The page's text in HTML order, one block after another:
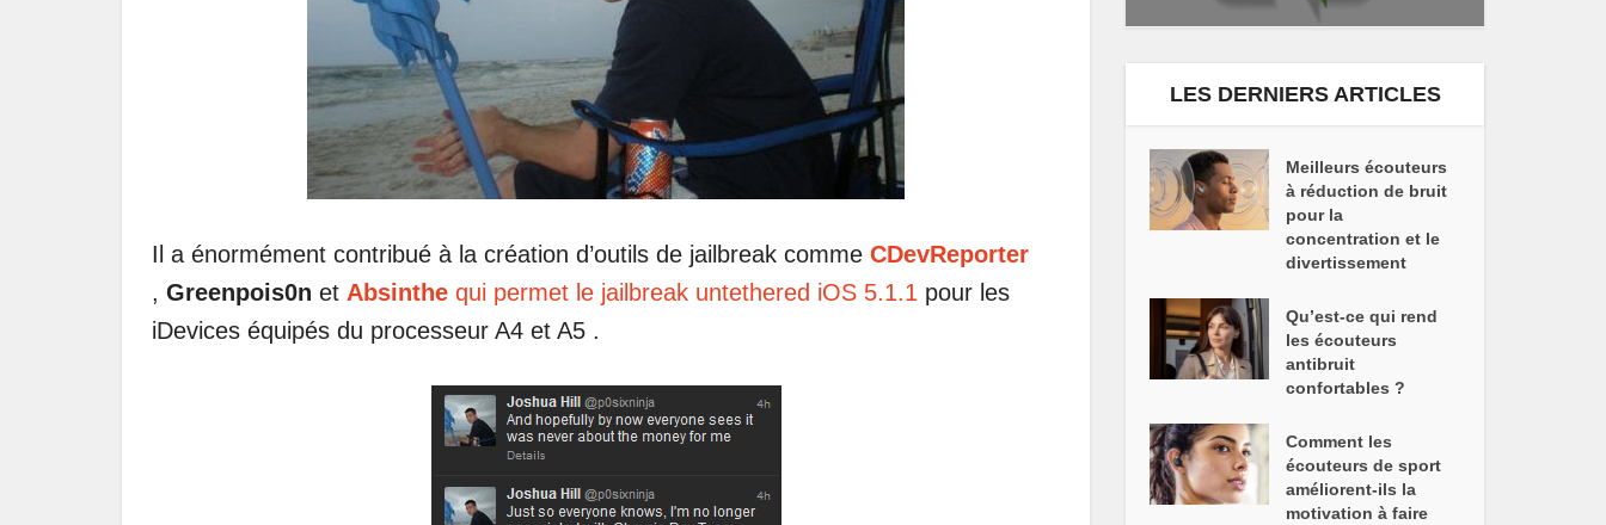
Il a énormément contribué à la création d’outils de jailbreak comme CDevReporter
, Greenpois0n et Absinthe qui permet le jailbreak untethered iOS 5.1.1 pour les
iDevices équipés du processeur A4 et A5 .
LES DERNIERS ARTICLES
Meilleurs écouteurs
à réduction de bruit
pour la
concentration et le
divertissement
Qu’est-ce qui rend
les écouteurs
antibruit
confortables ?
Comment les
écouteurs de sport
améliorent-ils la
motivation à faire